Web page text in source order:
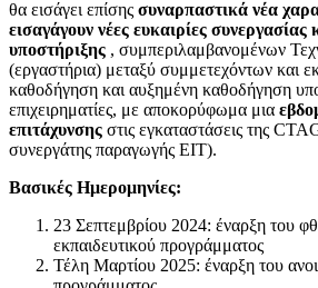
θα εισάγει επίσης συναρπαστικά νέα
εισαγάγουν νέες ευκαιρίες συνεργασίας
υποστήριξης , συμπεριλαμβανομένων
(εργαστήρια) μεταξύ συμμετεχόντων και
καθοδήγηση και αυξημένη καθοδήγηση
επιχειρηματίες, με αποκορύφωμα μια
επιτάχυνσης στις εγκαταστάσεις της
συνεργάτης παραγωγής EIT).
Βασικές Ημερομηνίες:
23 Σεπτεμβρίου 2024: έναρξη του
εκπαιδευτικού προγράμματος
Τέλη Μαρτίου 2025: έναρξη του